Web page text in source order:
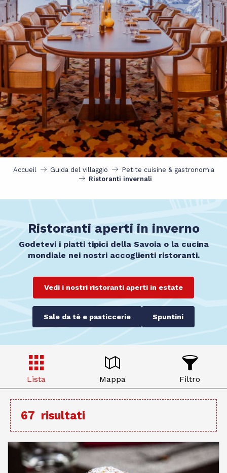
Accueil Guida del villaggio
Petite cuisine & gastronomia
Ristoranti invernali
Ristoranti aperti in inverno
Godetevi i piatti tipici della Savoia o la cucina
mondiale nei nostri accoglienti ristoranti.
Vedi i nostri ristoranti aperti in estate
Sale da tè e pasticcerie Spuntini
Lista Mappa Filtro
67 risultati